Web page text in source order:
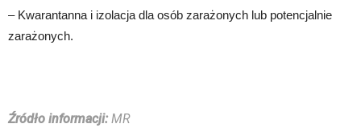
– Kwarantanna i izolacja dla osób zarażonych lub potencjalnie
zarażonych.
Źródło informacji: MR